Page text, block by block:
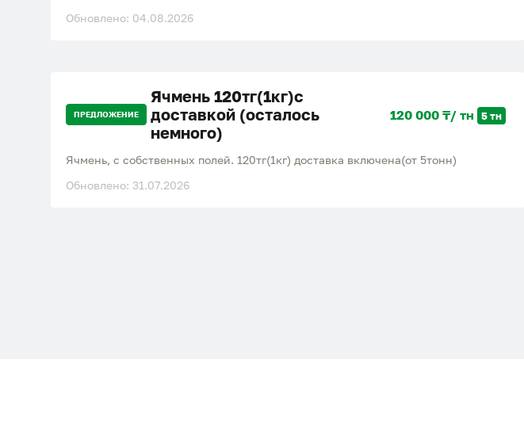
Обновлено: 04.08.2026
ПРЕДЛОЖЕНИЕ
Ячмень 120тг(1кг)с
доставкой (осталось
немного)
120 000 ₸/ тн 5 тн
Ячмень, с собственных полей. 120тг(1кг) доставка включена(от 5тонн)
Обновлено: 31.07.2026